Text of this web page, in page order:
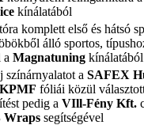
kínálatából
komplett első és hátsó
álló sportos,
a Magnatuning
színárnyalatot a SAFEX
fóliái közül
pedig a VIll-Fény Kft.
Wraps segítségével